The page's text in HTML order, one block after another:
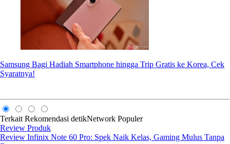
Samsung Bagi Hadiah Smartphone hingga Trip Gratis ke Korea, Cek
Syaratnya!
Terkait Rekomendasi detikNetwork Populer
Review Produk
Review Infinix Note 60 Pro: Spek Naik Kelas, Gaming Mulus Tanpa